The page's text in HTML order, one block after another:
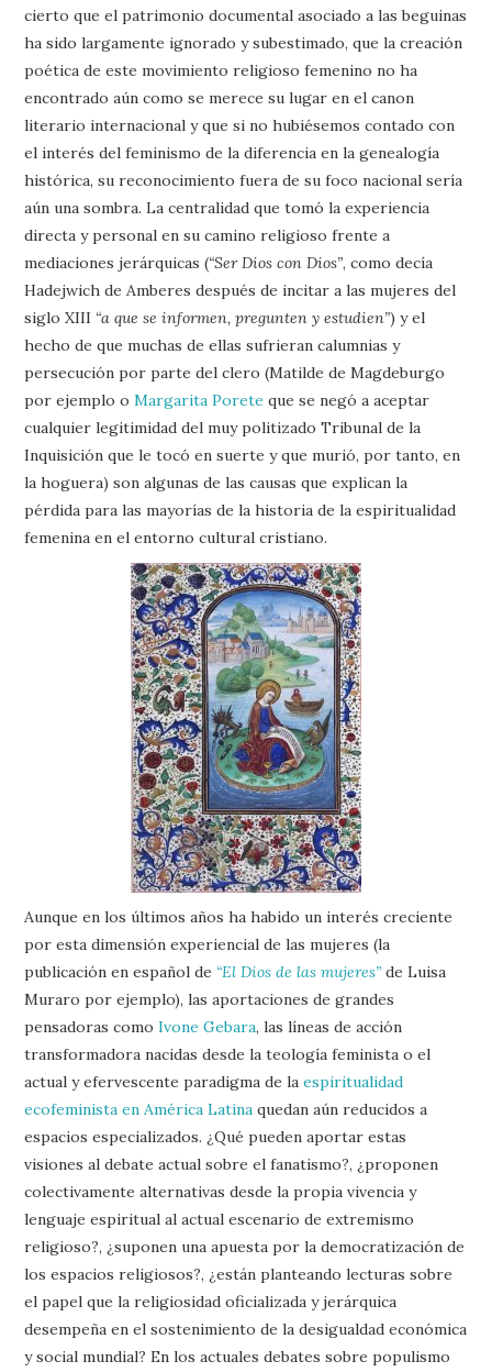
cierto que el patrimonio documental asociado a las beguinas
ha sido largamente ignorado y subestimado, que la creación
poética de este movimiento religioso femenino no ha
encontrado aún como se merece su lugar en el canon
literario internacional y que si no hubiésemos contado con
el interés del feminismo de la diferencia en la genealogía
histórica, su reconocimiento fuera de su foco nacional sería
aún una sombra. La centralidad que tomó la experiencia
directa y personal en su camino religioso frente a
mediaciones jerárquicas (“Ser Dios con Dios”, como decía
Hadejwich de Amberes después de incitar a las mujeres del
siglo XIII “a que se informen, pregunten y estudien”) y el
hecho de que muchas de ellas sufrieran calumnias y
persecución por parte del clero (Matilde de Magdeburgo
por ejemplo o Margarita Porete que se negó a aceptar
cualquier legitimidad del muy politizado Tribunal de la
Inquisición que le tocó en suerte y que murió, por tanto, en
la hoguera) son algunas de las causas que explican la
pérdida para las mayorías de la historia de la espiritualidad
femenina en el entorno cultural cristiano.
Aunque en los últimos años ha habido un interés creciente
por esta dimensión experiencial de las mujeres (la
publicación en español de “El Dios de las mujeres” de Luisa
Muraro por ejemplo), las aportaciones de grandes
pensadoras comoIvone Gebara, las líneas de acción
transformadora nacidas desde la teología feminista o el
actual y efervescente paradigma de laespiritualidad
ecofeminista en América Latina quedan aún reducidos a
espacios especializados. ¿Qué pueden aportar estas
visiones al debate actual sobre el fanatismo?, ¿proponen
colectivamente alternativas desde la propia vivencia y
lenguaje espiritual al actual escenario de extremismo
religioso?, ¿suponen una apuesta por la democratización de
los espacios religiosos?, ¿están planteando lecturas sobre
el papel que la religiosidad oficializada y jerárquica
desempeña en el sostenimiento de la desigualdad económica
y social mundial? En los actuales debates sobre populismo